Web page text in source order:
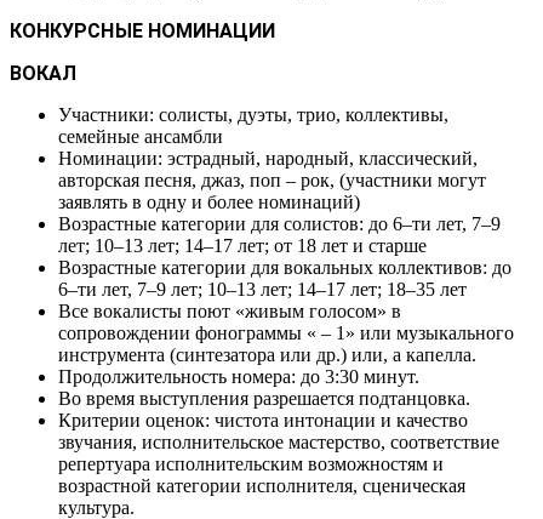
КОНКУРСНЫЕ НОМИНАЦИИ
ВОКАЛ
Участники: солисты, дуэты, трио, коллективы,
семейные ансамбли
Номинации: эстрадный, народный, классический,
авторская песня, джаз, поп – рок, (участники могут
заявлять в одну и более номинаций)
Возрастные категории для солистов: до 6–ти лет, 7–9
лет; 10–13 лет; 14–17 лет; от 18 лет и старше
Возрастные категории для вокальных коллективов: до
6–ти лет, 7–9 лет; 10–13 лет; 14–17 лет; 18–35 лет
Все вокалисты поют «живым голосом» в
сопровождении фонограммы « – 1» или музыкального
инструмента (синтезатора или др.) или, а капелла.
Продолжительность номера: до 3:30 минут.
Во время выступления разрешается подтанцовка.
Критерии оценок: чистота интонации и качество
звучания, исполнительское мастерство, соответствие
репертуара исполнительским возможностям и
возрастной категории исполнителя, сценическая
культура.